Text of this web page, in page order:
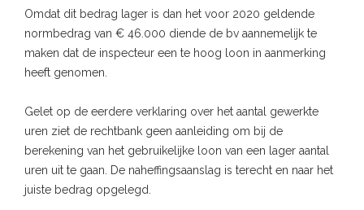
Omdat dit bedrag lager is dan het voor 2020 geldende
normbedrag van € 46.000 diende de bv aannemelijk te
maken dat de inspecteur een te hoog loon in aanmerking
heeft genomen.
Gelet op de eerdere verklaring over het aantal gewerkte
uren ziet de rechtbank geen aanleiding om bij de
berekening van het gebruikelijke loon van een lager aantal
uren uit te gaan. De naheffingsaanslag is terecht en naar het
juiste bedrag opgelegd.